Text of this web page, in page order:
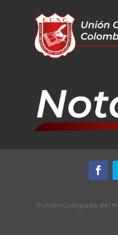
©Unión Colegiada del